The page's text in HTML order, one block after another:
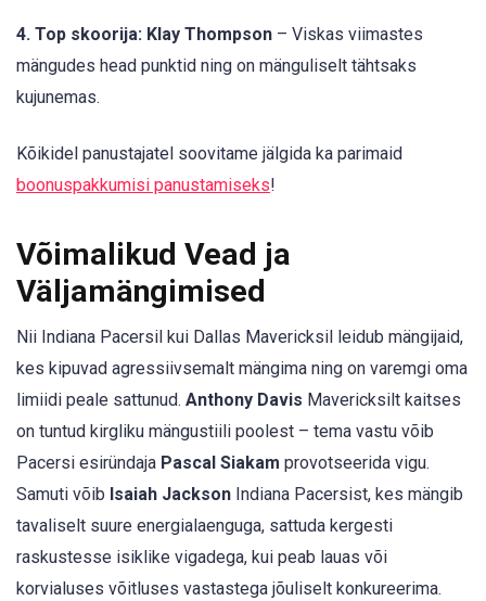
4. Top skoorija: Klay Thompson – Viskas viimastes
mängudes head punktid ning on mänguliselt tähtsaks
kujunemas.
Kõikidel panustajatel soovitame jälgida ka parimaid
boonuspakkumisi panustamiseks!
Võimalikud Vead ja
Väljamängimised
Nii Indiana Pacersil kui Dallas Mavericksil leidub mängijaid,
kes kipuvad agressiivsemalt mängima ning on varemgi oma
limiidi peale sattunud. Anthony Davis Mavericksilt kaitses
on tuntud kirgliku mängustiili poolest – tema vastu võib
Pacersi esiründaja Pascal Siakam provotseerida vigu.
Samuti võib Isaiah Jackson Indiana Pacersist, kes mängib
tavaliselt suure energialaenguga, sattuda kergesti
raskustesse isiklike vigadega, kui peab lauas või
korvialuses võitluses vastastega jõuliselt konkureerima.